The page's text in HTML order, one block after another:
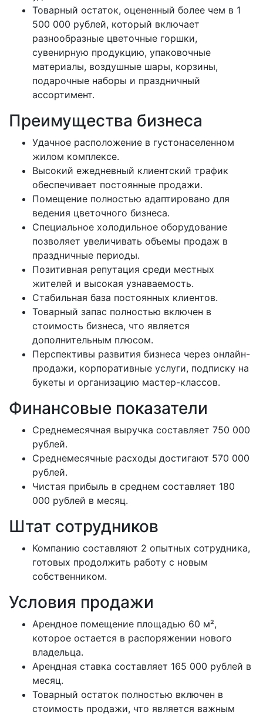
Товарный остаток, оцененный более чем в 1
500 000 рублей, который включает
разнообразные цветочные горшки,
сувенирную продукцию, упаковочные
материалы, воздушные шары, корзины,
подарочные наборы и праздничный
ассортимент.
Преимущества бизнеса
Удачное расположение в густонаселенном
жилом комплексе.
Высокий ежедневный клиентский трафик
обеспечивает постоянные продажи.
Помещение полностью адаптировано для
ведения цветочного бизнеса.
Специальное холодильное оборудование
позволяет увеличивать объемы продаж в
праздничные периоды.
Позитивная репутация среди местных
жителей и высокая узнаваемость.
Стабильная база постоянных клиентов.
Товарный запас полностью включен в
стоимость бизнеса, что является
дополнительным плюсом.
Перспективы развития бизнеса через онлайн-
продажи, корпоративные услуги, подписку на
букеты и организацию мастер-классов.
Финансовые показатели
Среднемесячная выручка составляет 750 000
рублей.
Среднемесячные расходы достигают 570 000
рублей.
Чистая прибыль в среднем составляет 180
000 рублей в месяц.
Штат сотрудников
Компанию составляют 2 опытных сотрудника,
готовых продолжить работу с новым
собственником.
Условия продажи
Арендное помещение площадью 60 м²,
которое остается в распоряжении нового
владельца.
Арендная ставка составляет 165 000 рублей в
месяц.
Товарный остаток полностью включен в
стоимость продажи, что является важным